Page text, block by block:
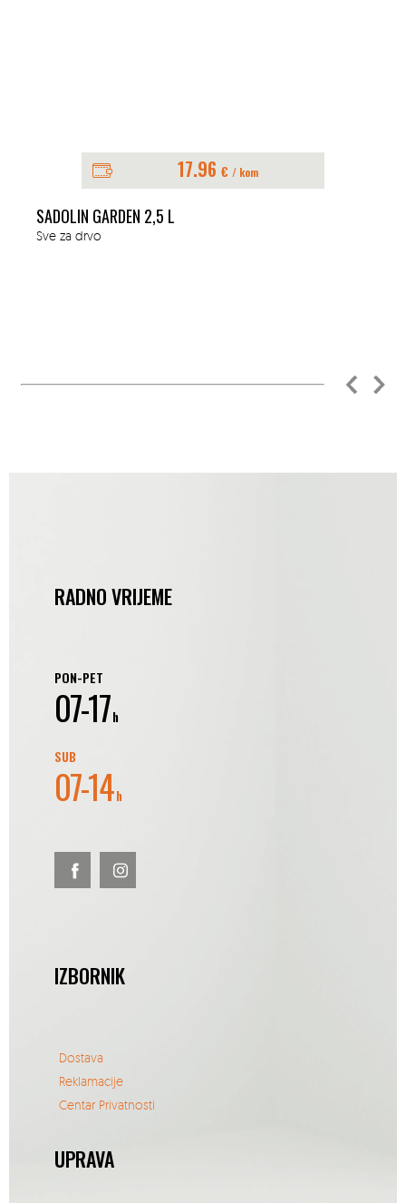
17.96 € / kom
SADOLIN GARDEN 2,5 L
Sve za drvo
RADNO VRIJEME
PON-PET
07-17h
SUB
07-14h
IZBORNIK
Dostava
Reklamacije
Centar Privatnosti
UPRAVA